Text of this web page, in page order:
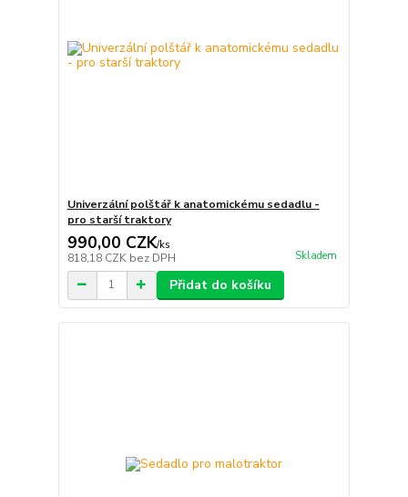
Univerzální polštář k anatomickému sedadlu -
pro starší traktory
990,00 CZK/ks
818,18 CZK bez DPH Skladem
Přidat do košíku